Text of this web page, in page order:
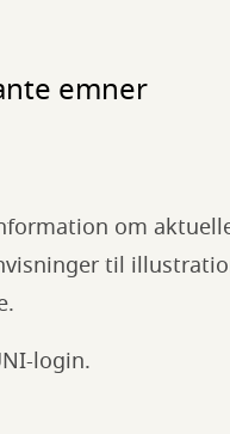
emner
om
til
login.